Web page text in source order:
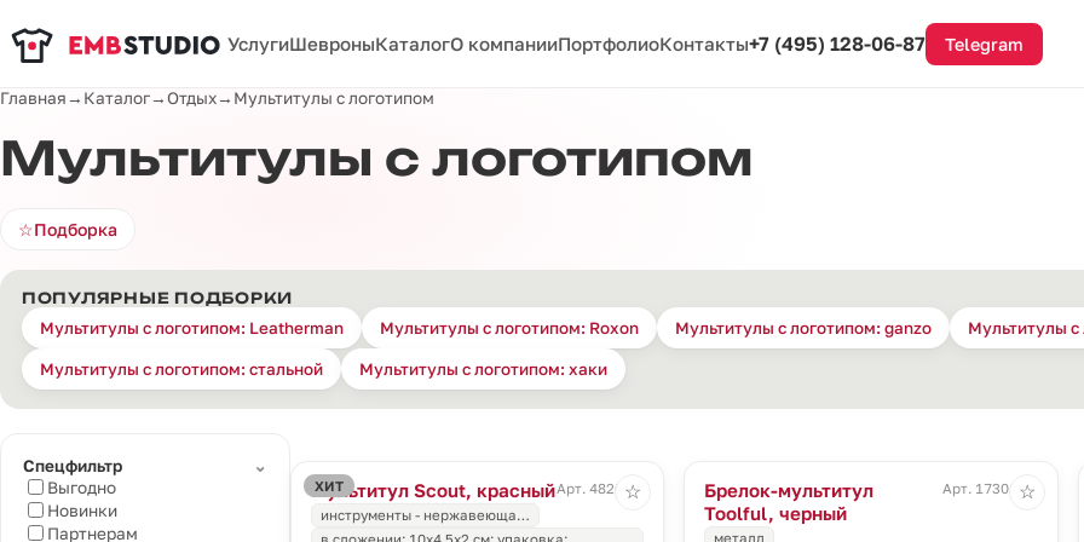
УслугиШевроныКаталогО компанииПортфолиоКонтакты+7 (495) 128-06-87 Telegram
Главная→ Каталог→Отдых→ Мультитулы с логотипом
Мультитулы с логотипом
☆Подборка
ПОПУЛЯРНЫЕ ПОДБОРКИ
Мультитулы с логотипом: Leatherman Мультитулы с логотипом: Roxon Мультитулы с логотипом: ganzo Мультитулы с
Мультитулы с логотипом: стальной Мультитулы с логотипом: хаки
Спецфильтр
⌄
Выгодно
Новинки
Партнерам
ХИТ
Мультитул Scout, красныйАрт. 4820.50
инструменты - нержавеюща…
☆
Брелок-мультитул
Toolful, черный
Арт. 17301.30
металл
☆